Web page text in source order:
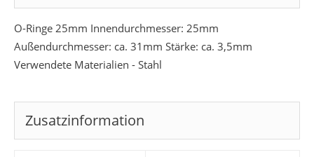
O-Ringe 25mm Innendurchmesser: 25mm
Außendurchmesser: ca. 31mm Stärke: ca. 3,5mm
Verwendete Materialien - Stahl
Zusatzinformation